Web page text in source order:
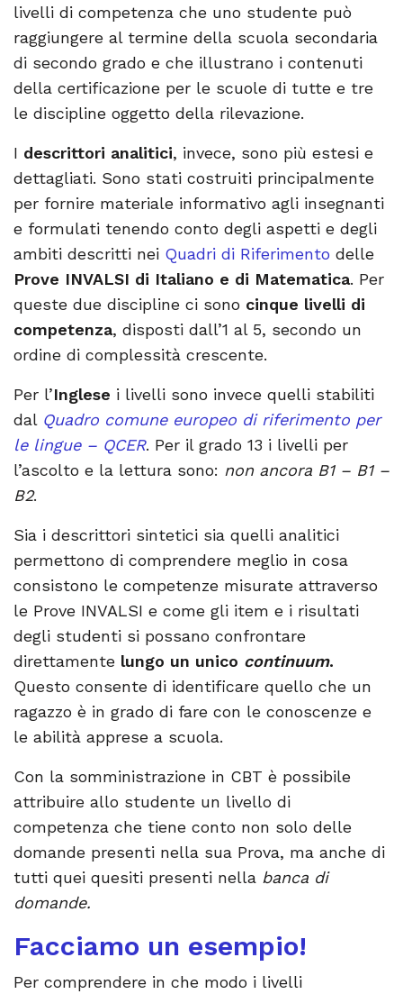
livelli di competenza che uno studente può
raggiungere al termine della scuola secondaria
di secondo grado e che illustrano i contenuti
della certificazione per le scuole di tutte e tre
le discipline oggetto della rilevazione.
I descrittori analitici, invece, sono più estesi e
dettagliati. Sono stati costruiti principalmente
per fornire materiale informativo agli insegnanti
e formulati tenendo conto degli aspetti e degli
ambiti descritti nei Quadri di Riferimento delle
Prove INVALSI di Italiano e di Matematica. Per
queste due discipline ci sono cinque livelli di
competenza, disposti dall’1 al 5, secondo un
ordine di complessità crescente.
Per l’Inglese i livelli sono invece quelli stabiliti
dal Quadro comune europeo di riferimento per
le lingue – QCER. Per il grado 13 i livelli per
l’ascolto e la lettura sono: non ancora B1 – B1 –
B2.
Sia i descrittori sintetici sia quelli analitici
permettono di comprendere meglio in cosa
consistono le competenze misurate attraverso
le Prove INVALSI e come gli item e i risultati
degli studenti si possano confrontare
direttamente lungo un unico continuum.
Questo consente di identificare quello che un
ragazzo è in grado di fare con le conoscenze e
le abilità apprese a scuola.
Con la somministrazione in CBT è possibile
attribuire allo studente un livello di
competenza che tiene conto non solo delle
domande presenti nella sua Prova, ma anche di
tutti quei quesiti presenti nella banca di
domande.
Facciamo un esempio!
Per comprendere in che modo i livelli